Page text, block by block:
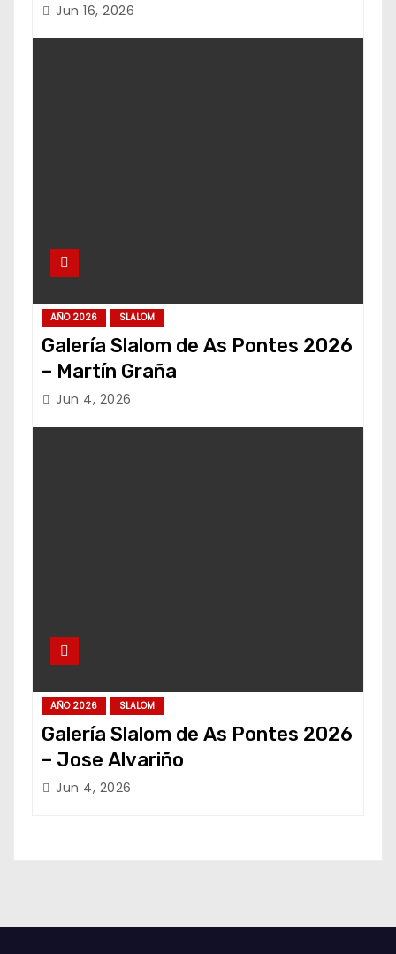
Jun 16, 2026
AÑO 2026 SLALOM
Galería Slalom de As Pontes 2026
– Martín Graña
Jun 4, 2026
AÑO 2026 SLALOM
Galería Slalom de As Pontes 2026
– Jose Alvariño
Jun 4, 2026